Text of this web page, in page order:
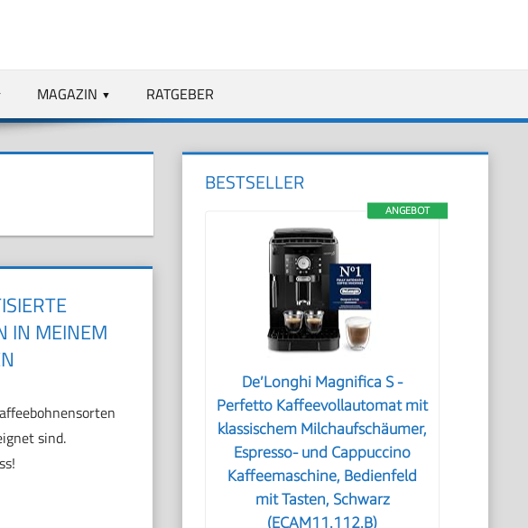
MAGAZIN RATGEBER
IN MEINEM
sind.
BESTSELLER
ANGEBOT
De’Longhi Magnifica S -
Perfetto Kaffeevollautomat mit
klassischem Milchaufschäumer,
Espresso- und Cappuccino
Kaffeemaschine, Bedienfeld
mit Tasten, Schwarz
(ECAM11.112.B)